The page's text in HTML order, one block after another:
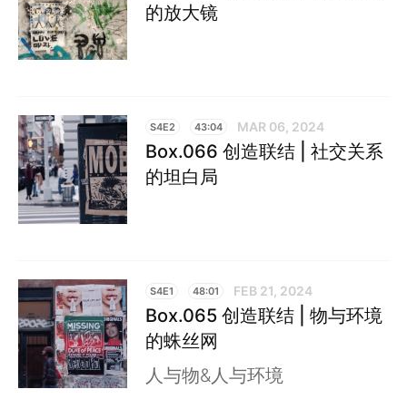
的放大镜
S4E2 43:04 MAR 06, 2024
Box.066 创造联结 | 社交关系
的坦白局
S4E1 48:01 FEB 21, 2024
Box.065 创造联结 | 物与环境
的蛛丝网
人与物&人与环境